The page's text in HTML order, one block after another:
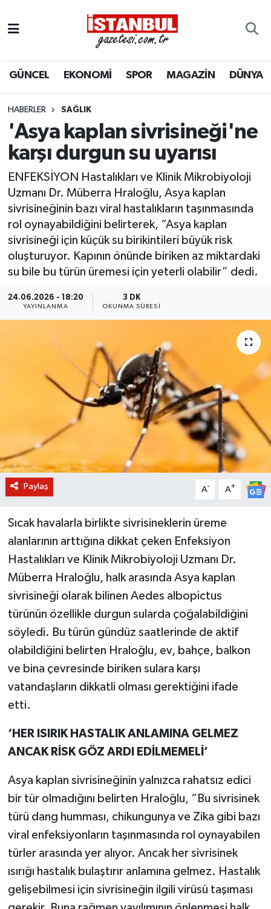
GÜNCEL EKONOMİ SPOR MAGAZİN DÜNYA
HABERLER SAĞLIK
'Asya kaplan sivrisineği'ne
karşı durgun su uyarısı
ENFEKSİYON Hastalıkları ve Klinik Mikrobiyoloji
Uzmanı Dr. Müberra Hraloğlu, Asya kaplan
sivrisineğinin bazı viral hastalıkların taşınmasında
rol oynayabildiğini belirterek, “Asya kaplan
sivrisineği için küçük su birikintileri büyük risk
oluşturuyor. Kapının önünde biriken az miktardaki
su bile bu türün üremesi için yeterli olabilir” dedi.
24.06.2026 - 18:20
YAYINLANMA
3 DK
OKUNMA SÜRESI
Paylaş A- A+
Sıcak havalarla birlikte sivrisineklerin üreme
alanlarının arttığına dikkat çeken Enfeksiyon
Hastalıkları ve Klinik Mikrobiyoloji Uzmanı Dr.
Müberra Hraloğlu, halk arasında Asya kaplan
sivrisineği olarak bilinen Aedes albopictus
türünün özellikle durgun sularda çoğalabildiğini
söyledi. Bu türün gündüz saatlerinde de aktif
olabildiğini belirten Hraloğlu, ev, bahçe, balkon
ve bina çevresinde biriken sulara karşı
vatandaşların dikkatli olması gerektiğini ifade
etti.
‘HER ISIRIK HASTALIK ANLAMINA GELMEZ
ANCAK RİSK GÖZ ARDI EDİLMEMELİ’
Asya kaplan sivrisineğinin yalnızca rahatsız edici
bir tür olmadığını belirten Hraloğlu, “Bu sivrisinek
türü dang humması, chikungunya ve Zika gibi bazı
viral enfeksiyonların taşınmasında rol oynayabilen
türler arasında yer alıyor. Ancak her sivrisinek
ısırığı hastalık bulaştırır anlamına gelmez. Hastalık
gelişebilmesi için sivrisineğin ilgili virüsü taşıması
EKONOMİ
İSTANBUL
DÜNYA
SPOR
KÜLTÜR SANAT
SAĞLIK
BİLİM VE TEKNOLOJİ
Nöbetçi Eczaneler
Hava Durumu
Trafik Durumu
Süper Lig Puan Durumu ve Fikstür
Tüm Manşetler
Haber Arşivi